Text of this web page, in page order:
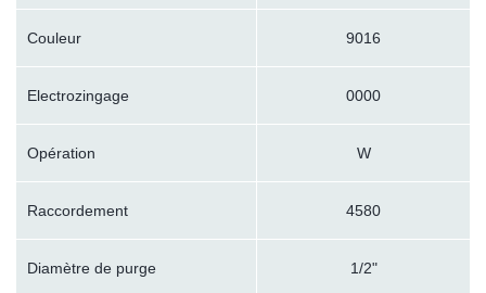
Couleur 9016
Electrozingage 0000
Opération W
Raccordement 4580
Diamètre de purge 1/2"